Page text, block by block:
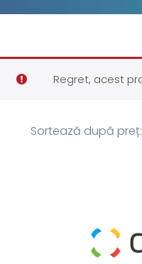
Regret, acest
Sortează după